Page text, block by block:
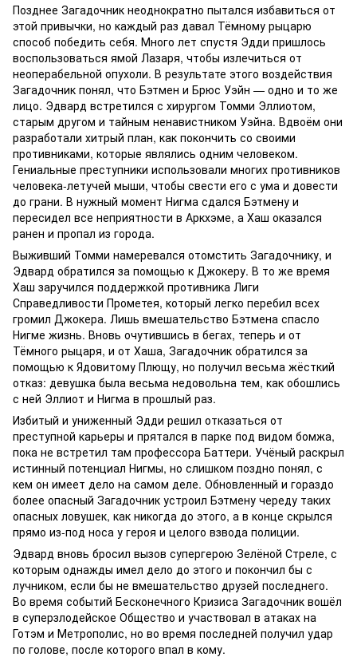
Позднее Загадочник неоднократно пытался избавиться от
этой привычки, но каждый раз давал Тёмному рыцарю
способ победить себя. Много лет спустя Эдди пришлось
воспользоваться ямой Лазаря, чтобы излечиться от
неоперабельной опухоли. В результате этого воздействия
Загадочник понял, что Бэтмен и Брюс Уэйн — одно и то же
лицо. Эдвард встретился с хирургом Томми Эллиотом,
старым другом и тайным ненавистником Уэйна. Вдвоём они
разработали хитрый план, как покончить со своими
противниками, которые являлись одним человеком.
Гениальные преступники использовали многих противников
человека-летучей мыши, чтобы свести его с ума и довести
до грани. В нужный момент Нигма сдался Бэтмену и
пересидел все неприятности в Аркхэме, а Хаш оказался
ранен и пропал из города.
Выживший Томми намеревался отомстить Загадочнику, и
Эдвард обратился за помощью к Джокеру. В то же время
Хаш заручился поддержкой противника Лиги
Справедливости Прометея, который легко перебил всех
громил Джокера. Лишь вмешательство Бэтмена спасло
Нигме жизнь. Вновь очутившись в бегах, теперь и от
Тёмного рыцаря, и от Хаша, Загадочник обратился за
помощью к Ядовитому Плющу, но получил весьма жёсткий
отказ: девушка была весьма недовольна тем, как обошлись
с ней Эллиот и Нигма в прошлый раз.
Избитый и униженный Эдди решил отказаться от
преступной карьеры и прятался в парке под видом бомжа,
пока не встретил там профессора Баттери. Учёный раскрыл
истинный потенциал Нигмы, но слишком поздно понял, с
кем он имеет дело на самом деле. Обновленный и гораздо
более опасный Загадочник устроил Бэтмену череду таких
опасных ловушек, как никогда до этого, а в конце скрылся
прямо из-под носа у героя и целого взвода полиции.
Эдвард вновь бросил вызов супергерою Зелёной Стреле, с
которым однажды имел дело до этого и покончил бы с
лучником, если бы не вмешательство друзей последнего.
Во время событий Бесконечного Кризиса Загадочник вошёл
в суперзлодейское Общество и участвовал в атаках на
Готэм и Метрополис, но во время последней получил удар
по голове, после которого впал в кому.